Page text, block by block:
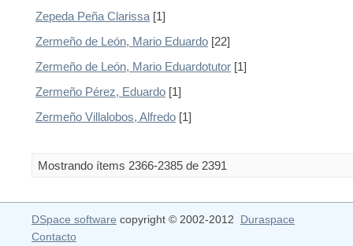
Zepeda Peña Clarissa [1]
Zermeño de León, Mario Eduardo [22]
Zermeño de León, Mario Eduardotutor [1]
Zermeño Pérez, Eduardo [1]
Zermeño Villalobos, Alfredo [1]
Mostrando ítems 2366-2385 de 2391
DSpace software copyright © 2002-2012 Duraspace
Contacto